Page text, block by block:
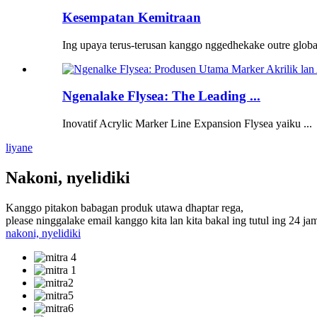
Kesempatan Kemitraan
Ing upaya terus-terusan kanggo nggedhekake outre
Ngenalake Flysea: The Leading ...
Inovatif Acrylic Marker Line Expansion Flysea yaiku ...
liyane
Nakoni, nyelidiki
Kanggo pitakon babagan produk utawa dhaptar rega,
please ninggalake email kanggo kita lan kita bakal ing tutul ing 24
nakoni, nyelidiki